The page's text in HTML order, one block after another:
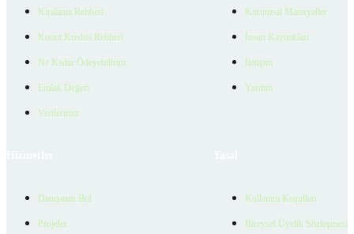
Kiralama Rehberi
Konut Kredisi Rehberi
Ne Kadar Ödeyebilirim
Emlak Değeri
Verilerimiz
Kurumsal Materyaller
İnsan Kaynakları
İletişim
Yardım
Danışman Bul
Projeler
Kullanım Koşulları
Bireysel Üyelik Sözleşmesi